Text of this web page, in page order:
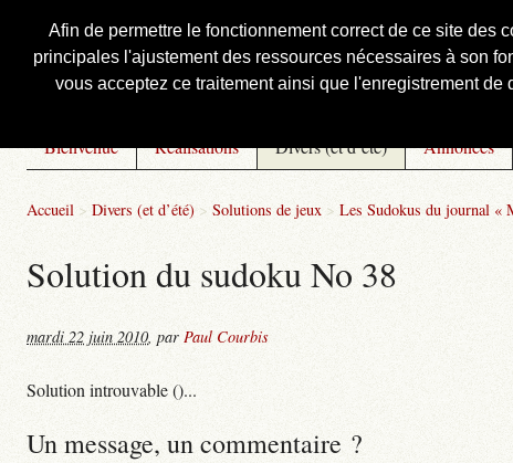
Afin de permettre le fonctionnement correct de ce site
principales l'ajustement des ressources nécessaires à son
vous acceptez ce traitement ainsi que l'enregistrement
Courbis, « LE » Blog Officiel
Bienvenue Réalisations Divers (et d’été) Annonces
Accueil > Divers (et d’été) > Solutions de jeux > Les Sudokus du journal «
Solution du sudoku No 38
mardi 22 juin 2010, par Paul Courbis
Solution introuvable ()...
Un message, un commentaire ?